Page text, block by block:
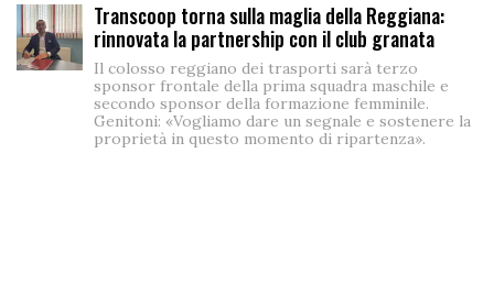
Transcoop torna sulla maglia della Reggiana:
rinnovata la partnership con il club granata
Il colosso reggiano dei trasporti sarà terzo
sponsor frontale della prima squadra maschile e
secondo sponsor della formazione femminile.
Genitoni: «Vogliamo dare un segnale e sostenere la
proprietà in questo momento di ripartenza».